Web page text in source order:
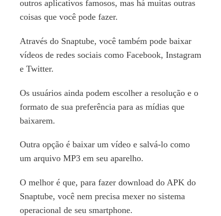
outros aplicativos famosos, mas há muitas outras
coisas que você pode fazer.
Através do Snaptube, você também pode baixar
vídeos de redes sociais como Facebook, Instagram
e Twitter.
Os usuários ainda podem escolher a resolução e o
formato de sua preferência para as mídias que
baixarem.
Outra opção é baixar um vídeo e salvá-lo como
um arquivo MP3 em seu aparelho.
O melhor é que, para fazer download do APK do
Snaptube, você nem precisa mexer no sistema
operacional de seu smartphone.